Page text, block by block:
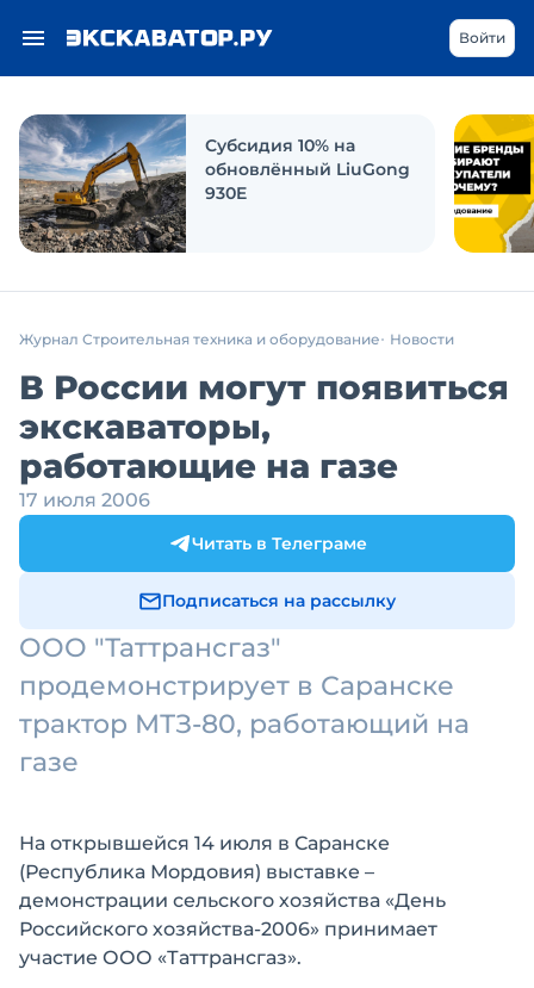
Войти
Субсидия 10% на
обновлённый LiuGong
930E
Журнал Строительная техника и оборудование Новости
В России могут появиться
экскаваторы,
работающие на газе
17 июля 2006
Читать в Телеграме
Подписаться на рассылку
ООО "Таттрансгаз"
продемонстрирует в Саранске
трактор МТЗ-80, работающий на
газе
На открывшейся 14 июля в Саранске
(Республика Мордовия) выставке –
демонстрации сельского хозяйства «День
Российского хозяйства-2006» принимает
участие ООО «Таттрансгаз».